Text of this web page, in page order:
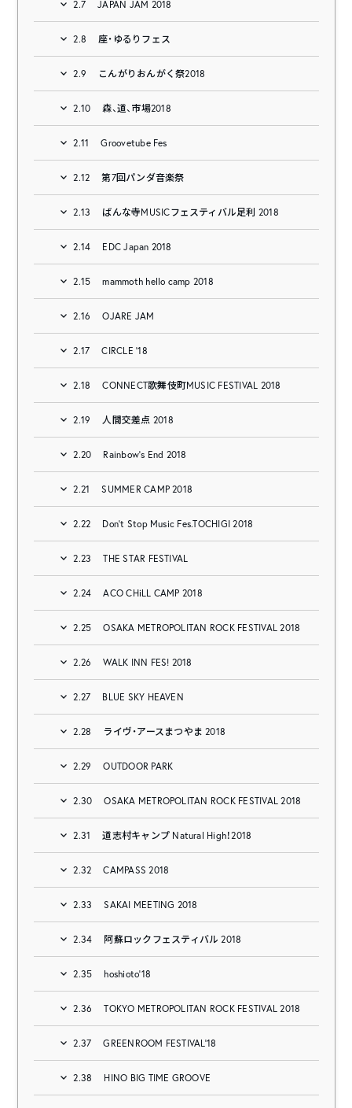
2.7 JAPAN JAM 2018
2.8 座・ゆるりフェス
2.9 こんがりおんがく祭2018
2.10 森、道、市場2018
2.11 Groovetube Fes
2.12 第7回パンダ音楽祭
2.13 ばんな寺MUSICフェスティバル足利 2018
2.14 EDC Japan 2018
2.15 mammoth hello camp 2018
2.16 OJARE JAM
2.17 CIRCLE ‘18
2.18 CONNECT歌舞伎町MUSIC FESTIVAL 2018
2.19 人間交差点 2018
2.20 Rainbow’s End 2018
2.21 SUMMER CAMP 2018
2.22 Don’t Stop Music Fes.TOCHIGI 2018
2.23 THE STAR FESTIVAL
2.24 ACO CHiLL CAMP 2018
2.25 OSAKA METROPOLITAN ROCK FESTIVAL 2018
2.26 WALK INN FES! 2018
2.27 BLUE SKY HEAVEN
2.28 ライヴ・アースまつやま 2018
2.29 OUTDOOR PARK
2.30 OSAKA METROPOLITAN ROCK FESTIVAL 2018
2.31 道志村キャンプ Natural High！2018
2.32 CAMPASS 2018
2.33 SAKAI MEETING 2018
2.34 阿蘇ロックフェスティバル 2018
2.35 hoshioto’18
2.36 TOKYO METROPOLITAN ROCK FESTIVAL 2018
2.37 GREENROOM FESTIVAL’18
2.38 HINO BIG TIME GROOVE